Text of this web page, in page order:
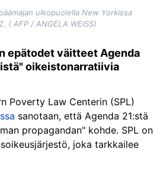
ulkopuolella New Yorkissa
( AFP / ANGELA WEISS)
epätodet väitteet Agenda
oikeistonarratiivia
Poverty Law Centerin (SPL)
sanotaan, että Agenda 21:stä
propagandan" kohde. SPL on
joka tarkkailee